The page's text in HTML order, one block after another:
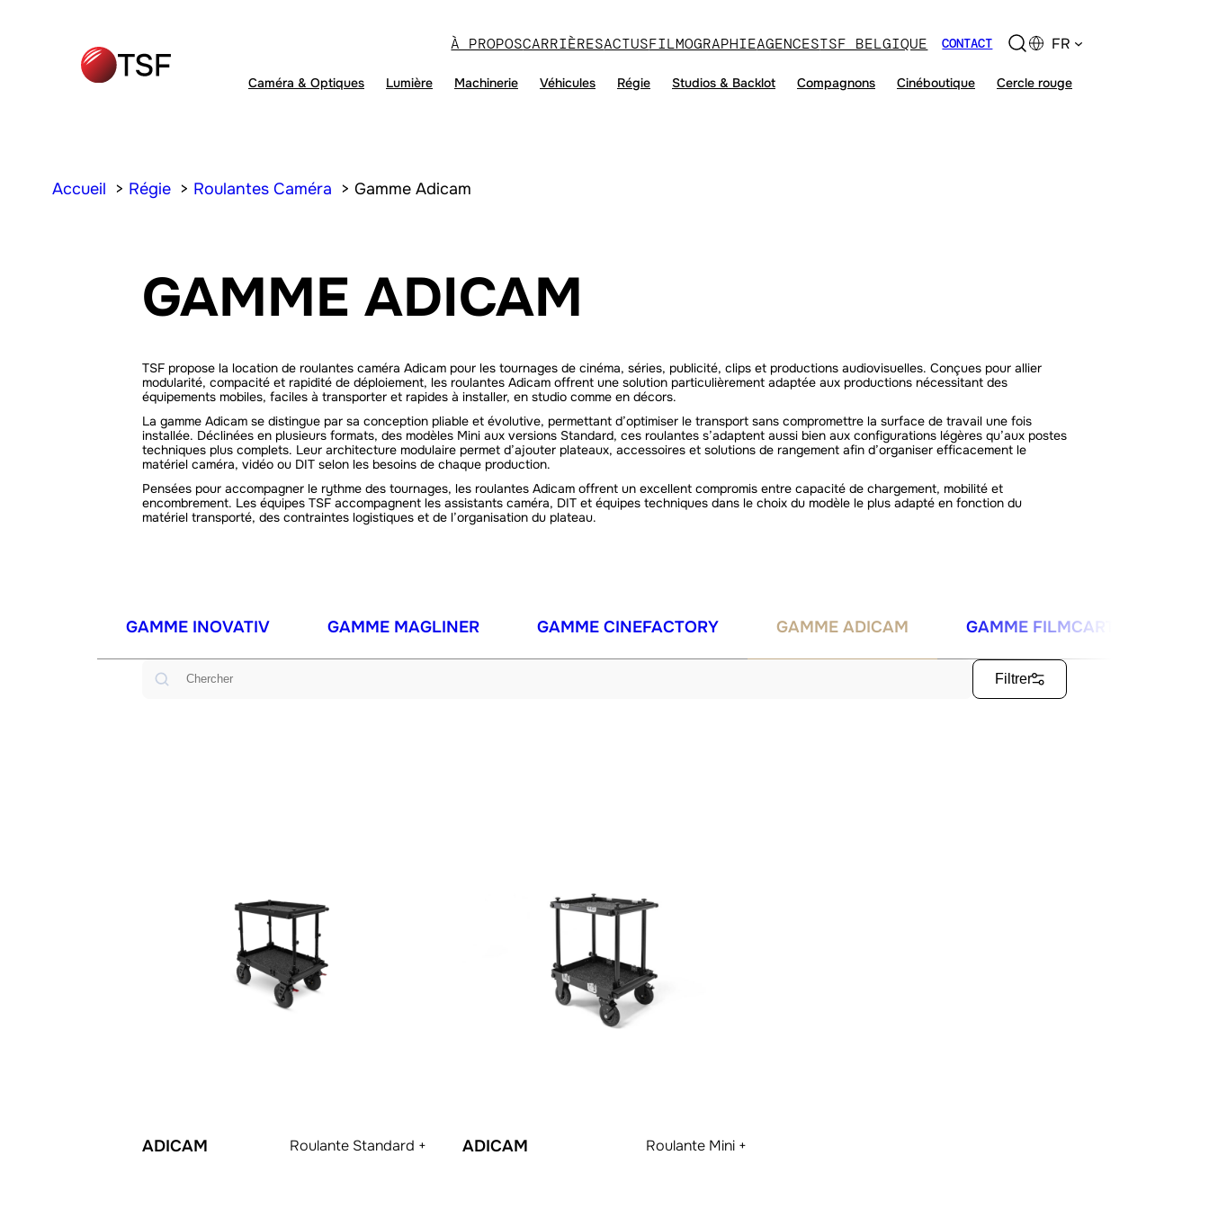
À PROPOSCARRIÈRESACTUSFILMOGRAPHIEAGENCESTSF BELGIQUE CONTACT FR
Caméra & Optiques Lumière Machinerie Véhicules Régie Studios & Backlot Compagnons Cinéboutique Cercle rouge
Accueil Régie Roulantes Caméra Gamme Adicam
GAMME ADICAM
TSF propose la location de roulantes caméra Adicam pour les tournages de cinéma, séries, publicité, clips et productions audiovisuelles. Conçues pour allier
modularité, compacité et rapidité de déploiement, les roulantes Adicam offrent une solution particulièrement adaptée aux productions nécessitant des
équipements mobiles, faciles à transporter et rapides à installer, en studio comme en décors.
La gamme Adicam se distingue par sa conception pliable et évolutive, permettant d’optimiser le transport sans compromettre la surface de travail une fois
installée. Déclinées en plusieurs formats, des modèles Mini aux versions Standard, ces roulantes s’adaptent aussi bien aux configurations légères qu’aux postes
techniques plus complets. Leur architecture modulaire permet d’ajouter plateaux, accessoires et solutions de rangement afin d’organiser efficacement le
matériel caméra, vidéo ou DIT selon les besoins de chaque production.
Pensées pour accompagner le rythme des tournages, les roulantes Adicam offrent un excellent compromis entre capacité de chargement, mobilité et
encombrement. Les équipes TSF accompagnent les assistants caméra, DIT et équipes techniques dans le choix du modèle le plus adapté en fonction du
matériel transporté, des contraintes logistiques et de l’organisation du plateau.
GAMME INOVATIV GAMME MAGLINER GAMME CINEFACTORY GAMME ADICAM GAMME FILMCART
Filtrer
ADICAM Roulante Standard + ADICAM Roulante Mini +